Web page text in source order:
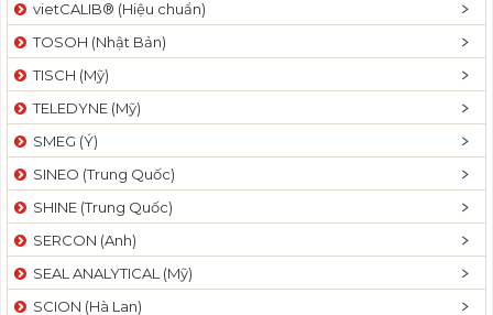
a
t
n
vietCALIB® (Hiệu chuẩn)
TOSOH (Nhật Bản)
TISCH (Mỹ)
TELEDYNE (Mỹ)
SMEG (Ý)
SINEO (Trung Quốc)
SHINE (Trung Quốc)
SERCON (Anh)
SEAL ANALYTICAL (Mỹ)
SCION (Hà Lan)